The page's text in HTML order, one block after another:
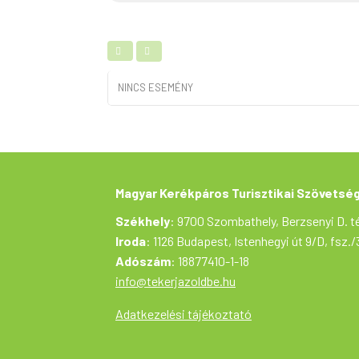
NINCS ESEMÉNY
Magyar Kerékpáros Turisztikai
Székhely: 9700 Szombathely, Berzsenyi D.
Iroda: 1126 Budapest, Istenhegyi út 9/D, fsz./
Adószám: 18877410-1-18
info@tekerjazoldbe.hu
Adatkezelési tájékoztató